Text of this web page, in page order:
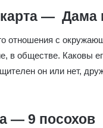
карта — Дама
отношения с
в обществе. Каковы
он или нет,
— 9 посохов